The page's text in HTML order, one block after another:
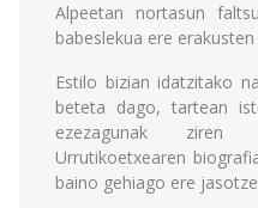
Alpeetan nortasun
babeslekua ere
Estilo bizian idatzitako
beteta dago, tartean
ezezagunak ziren
Urrutikoetxearen
baino gehiago ere